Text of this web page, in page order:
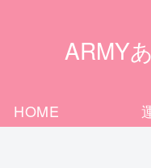
ARMY
HOME